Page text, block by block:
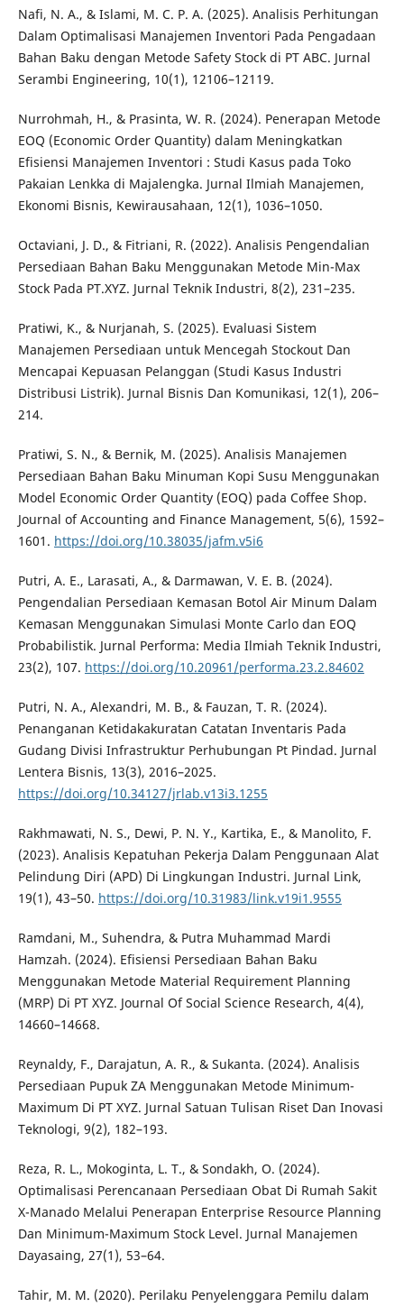
Nafi, N. A., & Islami, M. C. P. A. (2025). Analisis Perhitungan
Dalam Optimalisasi Manajemen Inventori Pada Pengadaan
Bahan Baku dengan Metode Safety Stock di PT ABC. Jurnal
Serambi Engineering, 10(1), 12106–12119.
Nurrohmah, H., & Prasinta, W. R. (2024). Penerapan Metode
EOQ (Economic Order Quantity) dalam Meningkatkan
Efisiensi Manajemen Inventori : Studi Kasus pada Toko
Pakaian Lenkka di Majalengka. Jurnal Ilmiah Manajemen,
Ekonomi Bisnis, Kewirausahaan, 12(1), 1036–1050.
Octaviani, J. D., & Fitriani, R. (2022). Analisis Pengendalian
Persediaan Bahan Baku Menggunakan Metode Min-Max
Stock Pada PT.XYZ. Jurnal Teknik Industri, 8(2), 231–235.
Pratiwi, K., & Nurjanah, S. (2025). Evaluasi Sistem
Manajemen Persediaan untuk Mencegah Stockout Dan
Mencapai Kepuasan Pelanggan (Studi Kasus Industri
Distribusi Listrik). Jurnal Bisnis Dan Komunikasi, 12(1), 206–
214.
Pratiwi, S. N., & Bernik, M. (2025). Analisis Manajemen
Persediaan Bahan Baku Minuman Kopi Susu Menggunakan
Model Economic Order Quantity (EOQ) pada Coffee Shop.
Journal of Accounting and Finance Management, 5(6), 1592–
1601. https://doi.org/10.38035/jafm.v5i6
Putri, A. E., Larasati, A., & Darmawan, V. E. B. (2024).
Pengendalian Persediaan Kemasan Botol Air Minum Dalam
Kemasan Menggunakan Simulasi Monte Carlo dan EOQ
Probabilistik. Jurnal Performa: Media Ilmiah Teknik Industri,
23(2), 107. https://doi.org/10.20961/performa.23.2.84602
Putri, N. A., Alexandri, M. B., & Fauzan, T. R. (2024).
Penanganan Ketidakakuratan Catatan Inventaris Pada
Gudang Divisi Infrastruktur Perhubungan Pt Pindad. Jurnal
Lentera Bisnis, 13(3), 2016–2025.
https://doi.org/10.34127/jrlab.v13i3.1255
Rakhmawati, N. S., Dewi, P. N. Y., Kartika, E., & Manolito, F.
(2023). Analisis Kepatuhan Pekerja Dalam Penggunaan Alat
Pelindung Diri (APD) Di Lingkungan Industri. Jurnal Link,
19(1), 43–50. https://doi.org/10.31983/link.v19i1.9555
Ramdani, M., Suhendra, & Putra Muhammad Mardi
Hamzah. (2024). Efisiensi Persediaan Bahan Baku
Menggunakan Metode Material Requirement Planning
(MRP) Di PT XYZ. Journal Of Social Science Research, 4(4),
14660–14668.
Reynaldy, F., Darajatun, A. R., & Sukanta. (2024). Analisis
Persediaan Pupuk ZA Menggunakan Metode Minimum-
Maximum Di PT XYZ. Jurnal Satuan Tulisan Riset Dan Inovasi
Teknologi, 9(2), 182–193.
Reza, R. L., Mokoginta, L. T., & Sondakh, O. (2024).
Optimalisasi Perencanaan Persediaan Obat Di Rumah Sakit
X-Manado Melalui Penerapan Enterprise Resource Planning
Dan Minimum-Maximum Stock Level. Jurnal Manajemen
Dayasaing, 27(1), 53–64.
Tahir, M. M. (2020). Perilaku Penyelenggara Pemilu dalam